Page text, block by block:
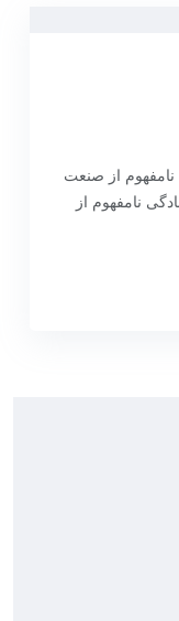
نامفهوم از صنعت
نامفهوم از